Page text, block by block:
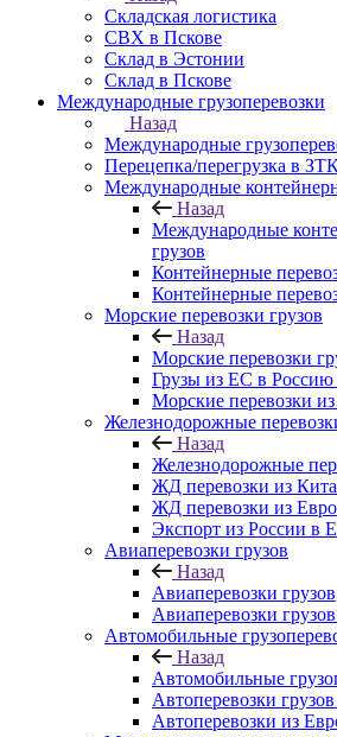
Складская логистика
СВХ в Пскове
Склад в Эстонии
Склад в Пскове
Международные грузоперевозки
Назад
Международные
Перецепка/перегрузка в
Международные
Назад
Международные
грузов
Контейнерные
Контейнерные
Морские перевозки грузов
Назад
Морские перевозки
Грузы из ЕС в Россию
Морские перевозки
Железнодорожные
Назад
Железнодорожные
ЖД перевозки из
ЖД перевозки из
Экспорт из России в
Авиаперевозки грузов
Назад
Авиаперевозки грузов
Авиаперевозки
Автомобильные
Назад
Автомобильные
Автоперевозки
Автоперевозки из